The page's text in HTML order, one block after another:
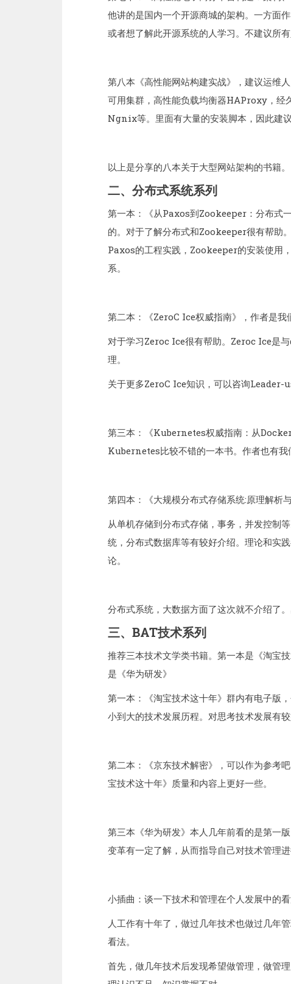
他讲的是国内一个开源商城的架构。一方面
或者想了解此开源系统的人学习。不建议所有
第八本《高性能网站构建实战》，建议运维
可用集群，高性能负载均衡器HAProxy，
Ngnix等。里面有大量的安装脚本，因此建
以上是分享的八本关于大型网站架构的书籍。
二、分布式系统系列
第一本：《从Paxos到Zookeeper：分布式
的。对于了解分布式和Zookeeper很有帮助
Paxos的工程实践，Zookeeper的安装使用
系。
第二本：《ZeroC Ice权威指南》，作者是我
对于学习Zeroc Ice很有帮助。Zeroc Ice是
理。
关于更多ZeroC Ice知识，可以咨询Leader-
第三本：《Kubernetes权威指南：从
Kubernetes比较不错的一本书。作者也有我
第四本：《大规模分布式存储系统:原理解析
从单机存储到分布式存储，事务，并发控制
统，分布式数据库等有较好介绍。理论和实
论。
分布式系统，大数据方面了这次就不介绍了。
三、BAT技术系列
推荐三本技术文学类书籍。第一本是《淘宝
是《华为研发》
第一本：《淘宝技术这十年》群内有电子版
小到大的技术发展历程。对思考技术发展有
第二本：《京东技术解密》，可以作为参考
宝技术这十年》质量和内容上更好一些。
第三本《华为研发》本人几年前看的是第一
变革有一定了解，从而指导自己对技术管理进
小插曲：谈一下技术和管理在个人发展中的看
人工作有十年了，做过几年技术也做过几年
看法。
首先，做几年技术后发现希望做管理，做管